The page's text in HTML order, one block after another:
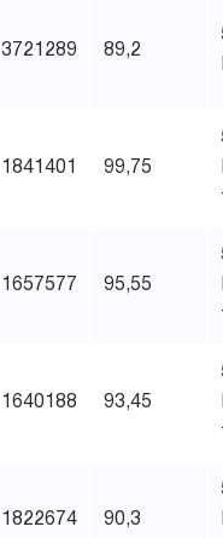
3721289 89,2
1841401 99,75
1657577 95,55
1640188 93,45
1822674 90,3